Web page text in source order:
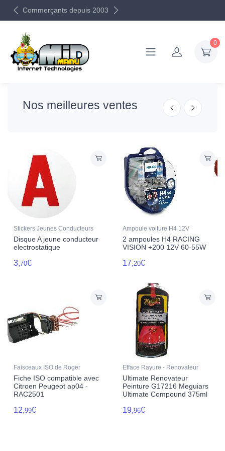
Commerçants depuis 2003
0
Nos meilleures ventes
Stickers Jeunes Conducteurs
Disque A jeune conducteur
electrostatique
3,70€
Ampoule voiture H4 12V
2 ampoules H4 RACING
VISION +200 12V 60-55W
17,20€
Faisceaux ISO de Roger
Fiche ISO compatible avec
Citroen Peugeot ap04 -
RAC2501
12,99€
Efface Rayure - Renovateur
Ultimate Renovateur
Peinture G17216 Meguiars
Ultimate Compound 375ml
19,96€